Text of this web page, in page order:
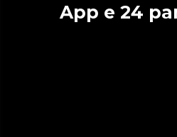
App e 24